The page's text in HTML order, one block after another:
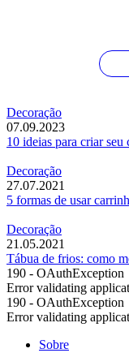
Decoração
07.09.2023
10 ideias para criar
Decoração
27.07.2021
5 formas de usar
Decoração
21.05.2021
Tábua de frios: como
190 - OAuthException
Error validating
190 - OAuthException
Error validating
Sobre